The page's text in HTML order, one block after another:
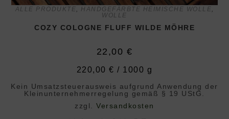
ALLE PRODUKTE, HANDGEFÄRBTE HEIMISCHE WOLLE,
WOLLE
COZY COLOGNE FLUFF WILDE MÖHRE
22,00 €
220,00€ / 1000 g
Kein Umsatzsteuerausweis aufgrund Anwendung der
Klein­unternehmer­regelung gemäß § 19 UStG.
zzgl.Versandkosten